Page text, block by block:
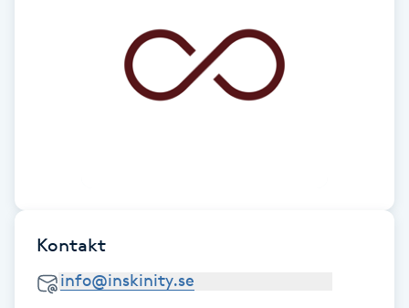
Hot Stone Massage
Huduppstramning
Hudvård
Kontakt